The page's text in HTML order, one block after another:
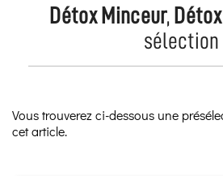
Détox Minceur,
sélection
Vous trouverez ci-dessous une
cet article.